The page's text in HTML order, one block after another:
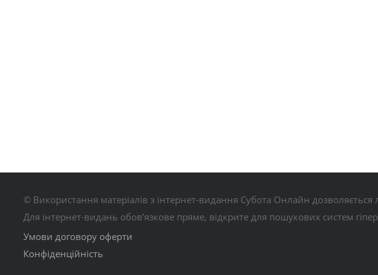
© Використання матеріалів з інтернет-видання Субота Онлайн
Для інтернет-видань обов’язкове пряме, відкрите для пошукових систем
Умови договору оферти
Конфіденційність